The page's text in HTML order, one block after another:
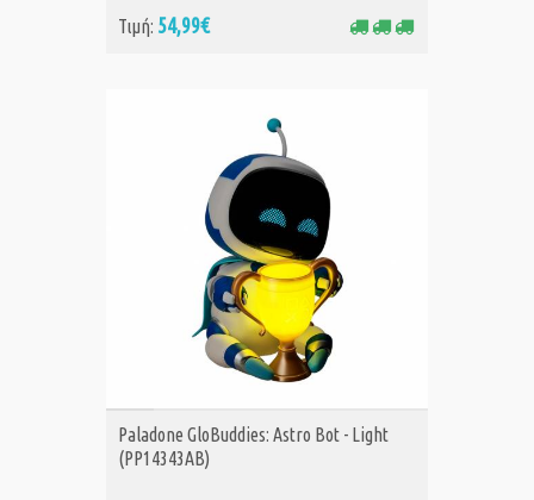
Τιμή: 54,99€
ΑΓΟΡΑ
Paladone GloBuddies: Astro Bot - Light
(PP14343AB)